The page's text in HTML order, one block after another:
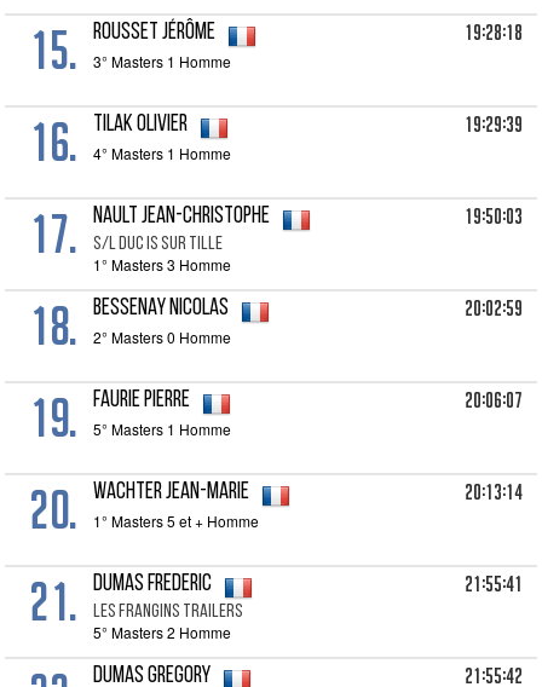
15. ROUSSET Jérôme
3° Masters 1 Homme
19:28:18
16. TILAK Olivier
4° Masters 1 Homme
19:29:39
17. NAULT Jean-Christophe
S/L DUC IS SUR TILLE
1° Masters 3 Homme
19:50:03
18. BESSENAY Nicolas
2° Masters 0 Homme
20:02:59
19. FAURIE Pierre
5° Masters 1 Homme
20:06:07
20. WACHTER Jean-Marie
1° Masters 5 et + Homme
20:13:14
21. DUMAS Frederic
LES FRANGINS TRAILERS
5° Masters 2 Homme
21:55:41
DUMAS Gregory 21:55:42